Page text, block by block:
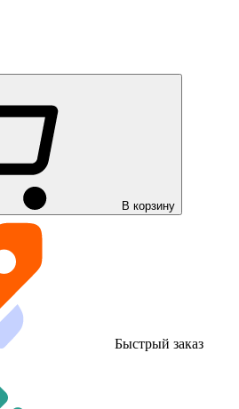
В корзину
Быстрый заказ